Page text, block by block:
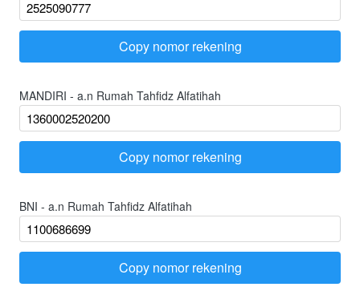
`
Copy nomor rekening
MANDIRI - a.n Rumah Tahfidz Alfatihah
`
Copy nomor rekening
BNI - a.n Rumah Tahfidz Alfatihah
`
Copy nomor rekening